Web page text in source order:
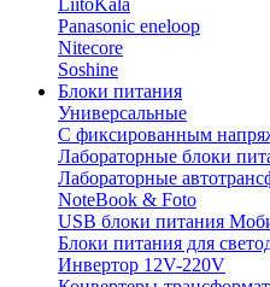
LiitoKala
Panasonic eneloop
Nitecore
Soshine
Блоки питания
Универсальные
C фиксированным
Лабораторные блоки
Лабораторные
NoteBook & Foto
USB блоки питания
Блоки питания для
Инвертор 12V-220V